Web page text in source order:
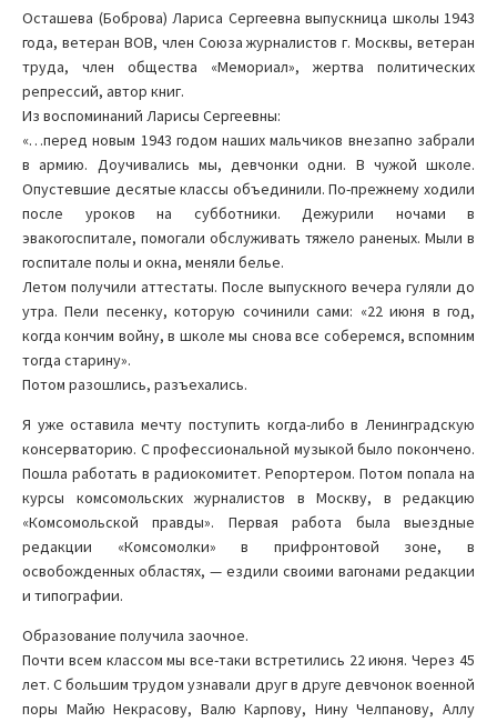
Осташева (Боброва) Лариса Сергеевна выпускница школы 1943
года, ветеран ВОВ, член Союза журналистов г. Москвы, ветеран
труда, член общества «Мемориал», жертва политических
репрессий, автор книг.
Из воспоминаний Ларисы Сергеевны:
«…перед новым 1943 годом наших мальчиков внезапно забрали
в армию. Доучивались мы, девчонки одни. В чужой школе.
Опустевшие десятые классы объединили. По-прежнему ходили
после уроков на субботники. Дежурили ночами в
эвакогоспитале, помогали обслуживать тяжело раненых. Мыли в
госпитале полы и окна, меняли белье.
Летом получили аттестаты. После выпускного вечера гуляли до
утра. Пели песенку, которую сочинили сами: «22 июня в год,
когда кончим войну, в школе мы снова все соберемся, вспомним
тогда старину».
Потом разошлись, разъехались.
Я уже оставила мечту поступить когда-либо в Ленинградскую
консерваторию. С профессиональной музыкой было покончено.
Пошла работать в радиокомитет. Репортером. Потом попала на
курсы комсомольских журналистов в Москву, в редакцию
«Комсомольской правды». Первая работа была выездные
редакции «Комсомолки» в прифронтовой зоне, в
освобожденных областях, — ездили своими вагонами редакции
и типографии.
Образование получила заочное.
Почти всем классом мы все-таки встретились 22 июня. Через 45
лет. С большим трудом узнавали друг в друге девчонок военной
поры Майю Некрасову, Валю Карпову, Нину Челпанову, Аллу